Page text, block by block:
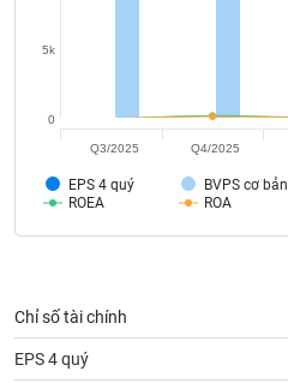
EPS 4 quý BVPS cơ bản
ROEA
ROA
0
5k
Q3/2025 Q4/2025
Chỉ số tài chính
EPS 4 quý